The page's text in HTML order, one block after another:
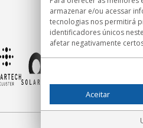
armazenar e/ou acessar
tecnologias nos permitirá
identificadores únicos
afetar negativamente
Aceitar